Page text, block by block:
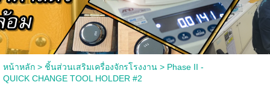
หน้าหลัก> ชิ้นส่วนเสริมเครื่องจักรโรงงาน> Phase II -
QUICK CHANGE TOOL HOLDER #2